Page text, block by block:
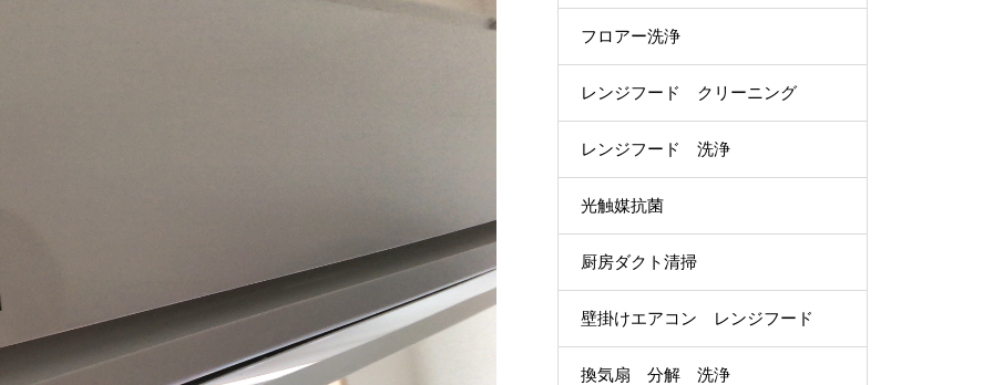
フロアー洗浄
レンジフード クリーニング
レンジフード 洗浄
光触媒抗菌
厨房ダクト清掃
壁掛けエアコン レンジフード
換気扇 分解 洗浄